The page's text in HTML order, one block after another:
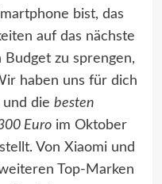
bist, das
auf das nächste
Budget zu sprengen,
haben uns für dich
die besten
Euroim Oktober
Von Xiaomi und
Top-Marken